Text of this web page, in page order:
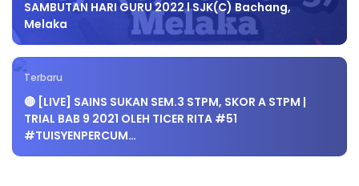
SAMBUTAN HARI GURU 2022 l SJK(C) Bachang,
Melaka
Terbaru
🔴 [LIVE] SAINS SUKAN SEM.3 STPM, SKOR A STPM |
TRIAL BAB 9 2021 OLEH TICER RITA #51
#TUISYENPERCUM…